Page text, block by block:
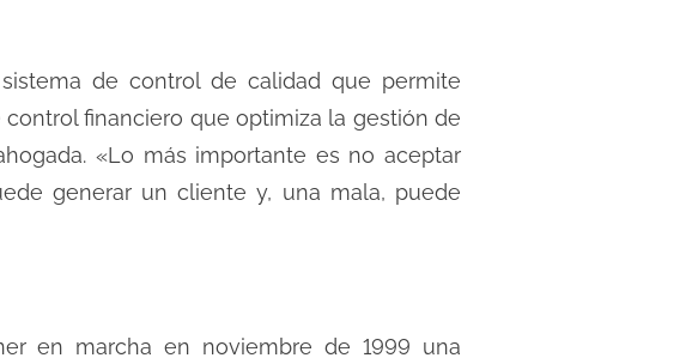
de control de calidad que permite
financiero que optimiza la gestión de
«Lo más importante es no aceptar
generar un cliente y, una mala, puede
en marcha en noviembre de 1999 una